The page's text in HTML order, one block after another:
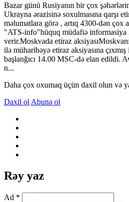
Bazar günü Rusiyanın bir çox
Ukrayna ərazisinə soxulmasına qarşı
məlumatlara görə , artıq 4300-dən çox
"ATS-info"hüquq müdafiə informasiya
verir.Moskvada etiraz
ilə müharibəyə etiraz aksiyasına
başlanğıcı 14.00 MSC-də elan edildi.
n...
Daha çox oxumaq üçün daxil olun və
Daxil ol Abunə ol
Rəy yaz
Ad *